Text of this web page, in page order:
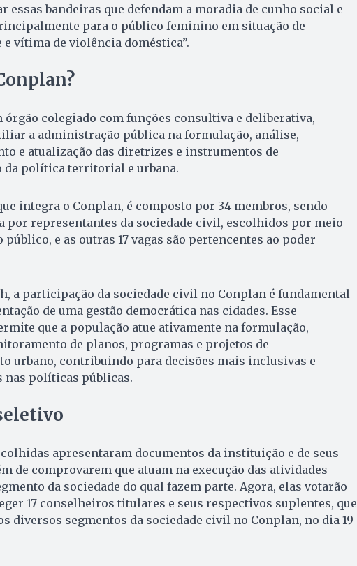
essas bandeiras que defendam a moradia de cunho social e
para o público feminino em situação de
vítima de violência doméstica”.
órgão colegiado com funções consultiva e deliberativa,
a administração pública na formulação, análise,
e atualização das diretrizes e instrumentos de
da política territorial e urbana.
integra o Conplan, é composto por 34 membros, sendo
por representantes da sociedade civil, escolhidos por meio
público, e as outras 17 vagas são pertencentes ao poder
a participação da sociedade civil no Conplan é fundamental
de uma gestão democrática nas cidades. Esse
que a população atue ativamente na formulação,
de planos, programas e projetos de
urbano, contribuindo para decisões mais inclusivas e
nas políticas públicas.
apresentaram documentos da instituição e de seus
de comprovarem que atuam na execução das atividades
da sociedade do qual fazem parte. Agora, elas votarão
17 conselheiros titulares e seus respectivos suplentes, que
diversos segmentos da sociedade civil no Conplan, no dia 19